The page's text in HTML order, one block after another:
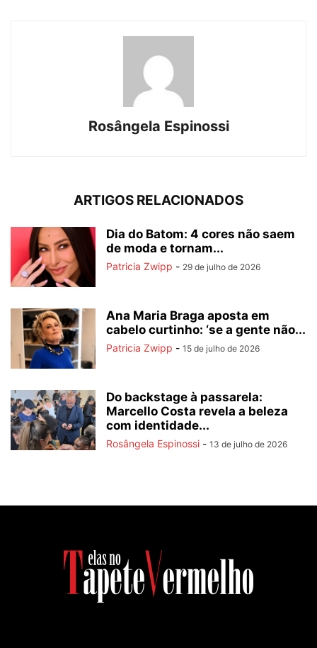
Rosângela Espinossi
ARTIGOS RELACIONADOS
Dia do Batom: 4 cores não saem
de moda e tornam...
Patricia Zwipp - 29 de julho de 2026
Ana Maria Braga aposta em
cabelo curtinho: ‘se a gente não...
Patricia Zwipp - 15 de julho de 2026
Do backstage à passarela:
Marcello Costa revela a beleza
com identidade...
Rosângela Espinossi - 13 de julho de 2026